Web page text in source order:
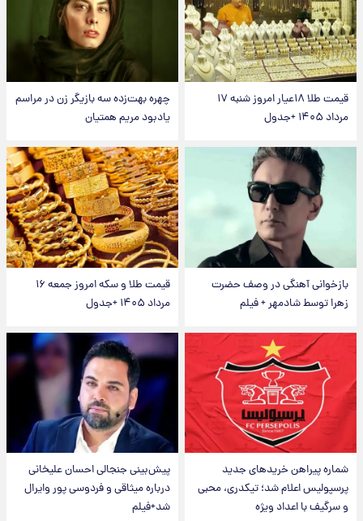
قیمت طلا ۱۸عیار امروز شنبه ۱۷
مرداد ۱۴۰۵ +جدول
چهره بهت‌زده سه بازیگر زن در مراسم
یادبود مریم همتیان
بازخوانی آهنگی در وصف حضرت
زهرا توسط شادمهر + فیلم
قیمت طلا و سکه امروز جمعه ۱۶
مرداد ۱۴۰۵ +جدول
شماره پیراهن خریدهای جدید
پرسپولیس اعلام شد؛ تیکدری، محبی
و سرگیف با اعداد ویژه
پیش‌بینی جنجالی احسان علیخانی
درباره میثاقی و فردوسی پور وایرال
شد+فیلم